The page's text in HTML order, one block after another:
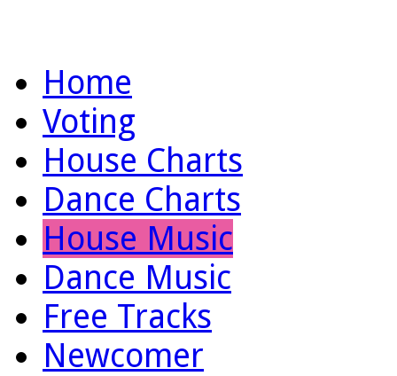
Home
Voting
House Charts
Dance Charts
House Music
Dance Music
Free Tracks
Newcomer